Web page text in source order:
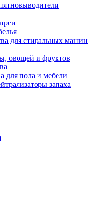
для стиральных машин
овощей и фруктов
для пола и мебели
запаха